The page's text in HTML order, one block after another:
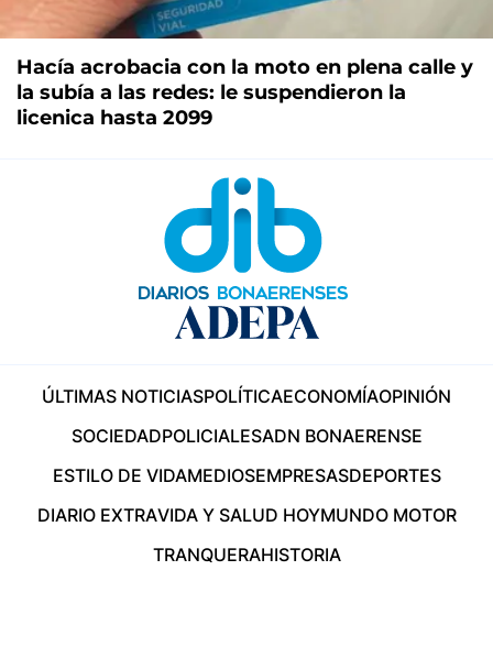
Hacía acrobacia con la moto en plena calle y
la subía a las redes: le suspendieron la
licenica hasta 2099
ÚLTIMAS NOTICIASPOLÍTICAECONOMÍAOPINIÓN
SOCIEDADPOLICIALESADN BONAERENSE
ESTILO DE VIDAMEDIOSEMPRESASDEPORTES
DIARIO EXTRAVIDA Y SALUD HOYMUNDO MOTOR
TRANQUERAHISTORIA